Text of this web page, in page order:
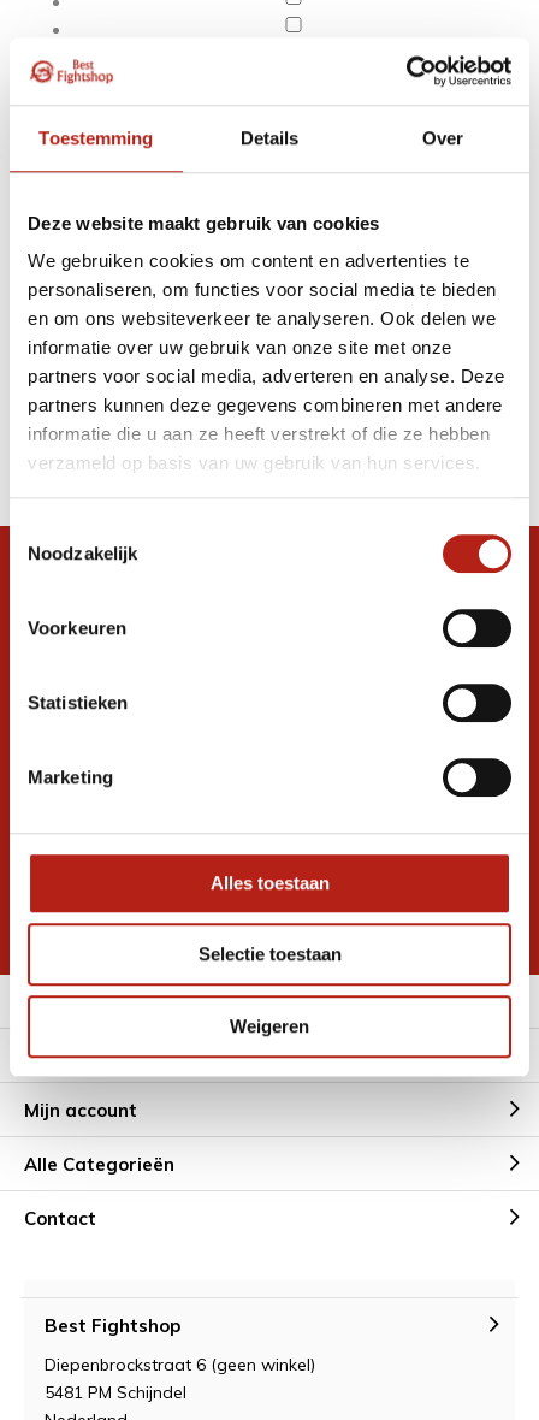
Toestemming Details Over
Deze website maakt gebruik van cookies
We gebruiken cookies om content en advertenties te
personaliseren, om functies voor social media te bieden
en om ons websiteverkeer te analyseren. Ook delen we
informatie over uw gebruik van onze site met onze
partners voor social media, adverteren en analyse. Deze
partners kunnen deze gegevens combineren met andere
informatie die u aan ze heeft verstrekt of die ze hebben
verzameld op basis van uw gebruik van hun services.
Toestemmingsselectie
Noodzakelijk
Voorkeuren
Statistieken
Marketing
Alles toestaan
Selectie toestaan
Weigeren
Apply filters
Producten getagd met
ATA Sport
borstbeschermer
Producten
Filter
Stel je vraag in de chat, en we helpen je
graag verder. 24/7
Volg ons
promoties
* Lees hier de wettelijke beperkingen
Meer informatie
Klantenservice
Mijn account
Alle Categorieën
Contact
Best Fightshop
Diepenbrockstraat 6 (geen winkel)
5481 PM Schijndel